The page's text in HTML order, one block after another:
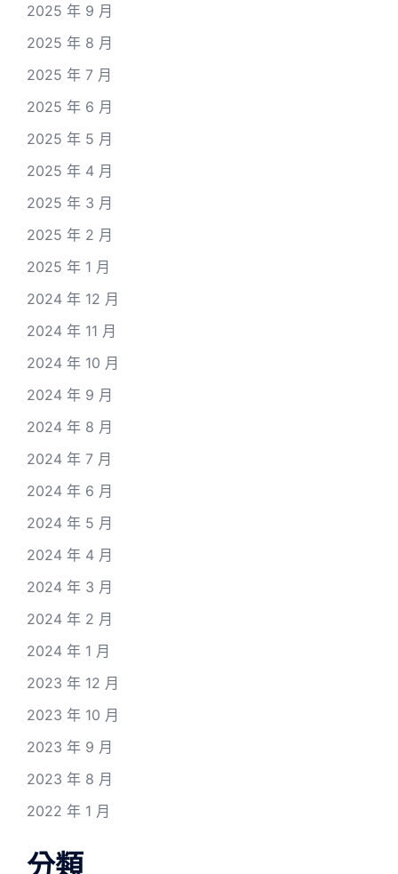
2025 年 9 月
2025 年 8 月
2025 年 7 月
2025 年 6 月
2025 年 5 月
2025 年 4 月
2025 年 3 月
2025 年 2 月
2025 年 1 月
2024 年 12 月
2024 年 11 月
2024 年 10 月
2024 年 9 月
2024 年 8 月
2024 年 7 月
2024 年 6 月
2024 年 5 月
2024 年 4 月
2024 年 3 月
2024 年 2 月
2024 年 1 月
2023 年 12 月
2023 年 10 月
2023 年 9 月
2023 年 8 月
2022 年 1 月
分類